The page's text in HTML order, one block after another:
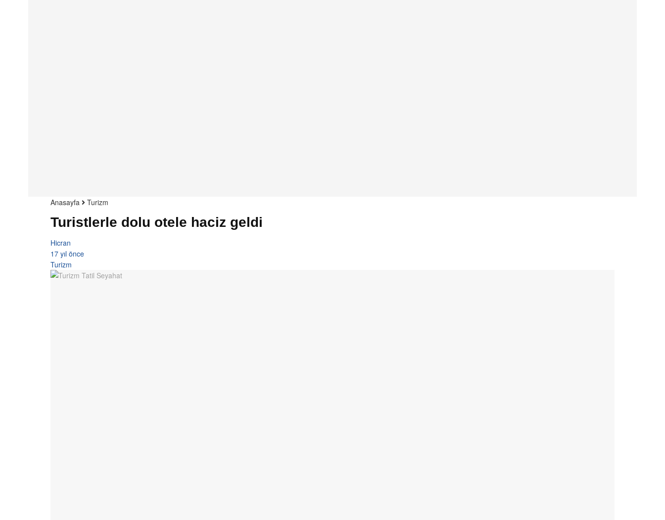
Anasayfa Turizm
Turistlerle dolu otele haciz geldi
Hicran
17 yıl önce
Turizm